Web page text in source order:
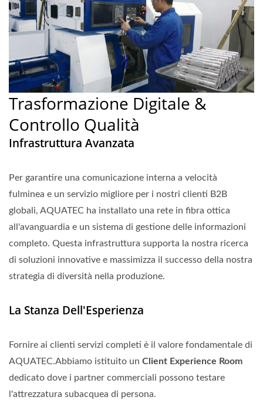
Trasformazione Digitale &
Controllo Qualità
Infrastruttura Avanzata
Per garantire una comunicazione interna a velocità
fulminea e un servizio migliore per i nostri clienti B2B
globali, AQUATEC ha installato una rete in fibra ottica
all'avanguardia e un sistema di gestione delle informazioni
completo. Questa infrastruttura supporta la nostra ricerca
di soluzioni innovative e massimizza il successo della nostra
strategia di diversità nella produzione.
La Stanza Dell'Esperienza
Fornire ai clienti servizi completi è il valore fondamentale di
AQUATEC.Abbiamo istituito un Client Experience Room
dedicato dove i partner commerciali possono testare
l'attrezzatura subacquea di persona.